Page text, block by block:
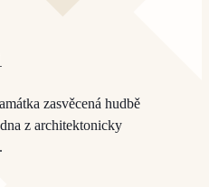
zasvěcená hudbě
z architektonicky